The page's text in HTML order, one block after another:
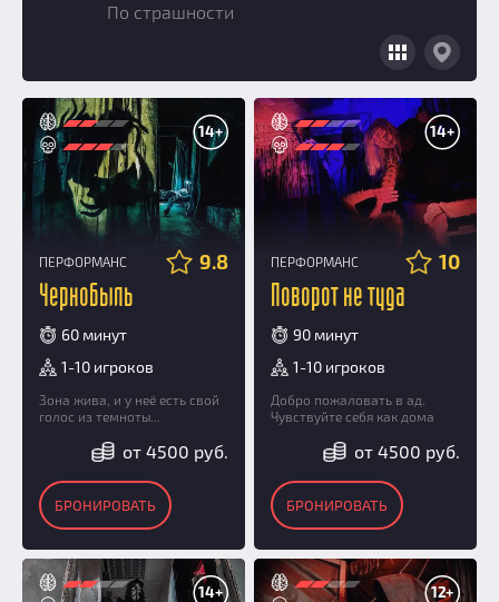
Добавить квест
По страшности
14+
ПЕРФОРМАНС 9.8
Чернобыль
60 минут
1-10 игроков
Зона жива, и у неё есть свой
голос из темноты...
от 4500 руб.
БРОНИРОВАТЬ
14+
ПЕРФОРМАНС 10
Поворот не туда
90 минут
1-10 игроков
Добро пожаловать в ад.
Чувствуйте себя как дома
от 4500 руб.
БРОНИРОВАТЬ
14+ 12+